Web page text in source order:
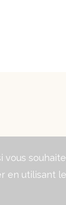
en utilisant